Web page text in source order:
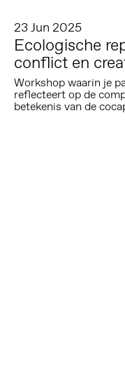
23 Jun 2025
Ecologische
conflict en
Workshop waarin je
reflecteert op de
betekenis van de